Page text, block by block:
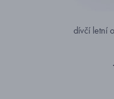
dívčí letní